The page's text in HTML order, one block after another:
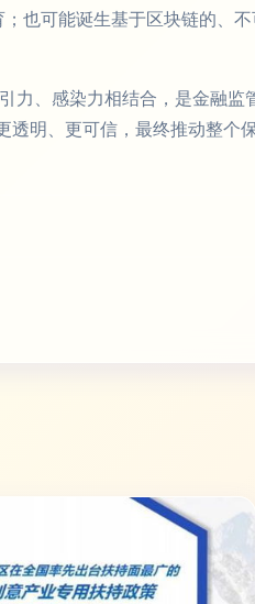
也可能诞生基于区块链的、
、感染力相结合，是金融
明、更可信，最终推动整